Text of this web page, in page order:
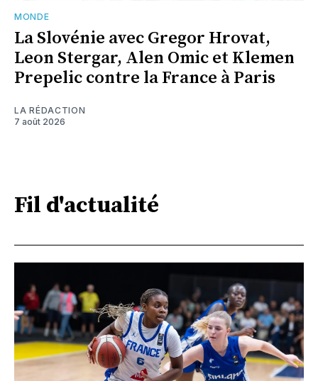
MONDE
La Slovénie avec Gregor Hrovat,
Leon Stergar, Alen Omic et Klemen
Prepelic contre la France à Paris
LA RÉDACTION
7 août 2026
Fil d'actualité